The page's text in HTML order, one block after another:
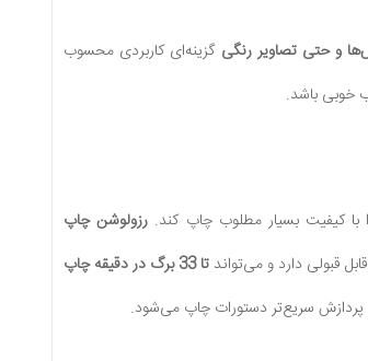
و حتی تصاویر رنگی گزینه‌ای کاربردی محسوب
خوبی باشد.
با کیفیت بسیار مطلوب چاپ کند. رزولوشن چاپ
قبولی دارد و می‌تواند
تا 33 برگ در دقیقه چاپ
پردازش سریع‌تر دستورات چاپ می‌شود.